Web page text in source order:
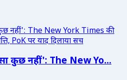
कुछ नहीं': The New Yo...